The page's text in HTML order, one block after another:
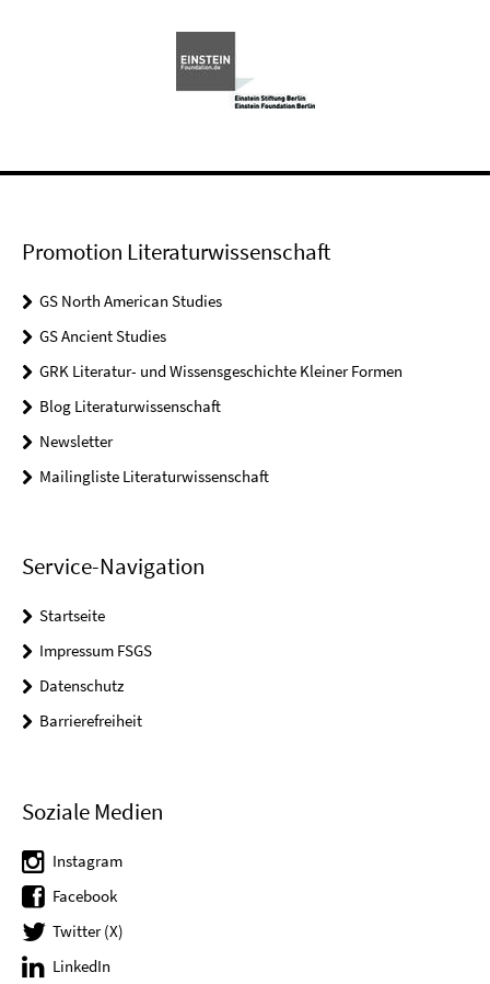
Promotion Literaturwissenschaft
GS North American Studies
GS Ancient Studies
GRK Literatur- und Wissensgeschichte Kleiner Formen
Blog Literaturwissenschaft
Newsletter
Mailingliste Literaturwissenschaft
Service-Navigation
Startseite
Impressum FSGS
Datenschutz
Barrierefreiheit
Soziale Medien
Instagram
Facebook
Twitter (X)
LinkedIn